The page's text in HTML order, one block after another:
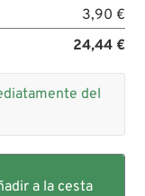
3,90 €
24,44 €
del